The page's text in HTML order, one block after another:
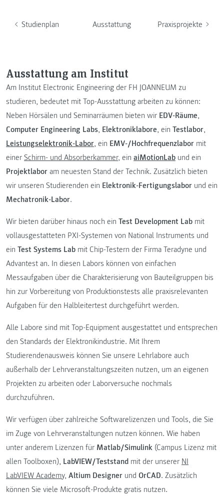
Studienplan Ausstattung Praxisprojekte
Ausstattung am Institut
Am Institut Electronic Engineering der FH JOANNEUM zu
studieren, bedeutet mit Top-Ausstattung arbeiten zu können:
Neben Hörsälen und Seminarräumen bieten wir EDV-Räume,
Computer Engineering Labs, Elektroniklabore, ein Testlabor,
Leistungselektronik-Labor, ein EMV-/Hochfrequenzlabor mit
einer Schirm- und Absorberkammer, ein aiMotionLab und ein
Projektlabor am neuesten Stand der Technik. Zusätzlich bieten
wir unseren Studierenden ein Elektronik-Fertigungslabor und ein
Mechatronik-Labor.
Wir bieten darüber hinaus noch ein Test Development Lab mit
vollausgestatteten PXI-Systemen von National Instruments und
ein Test Systems Lab mit Chip-Testern der Firma Teradyne und
Advantest an. In diesen Labors können von einfachen
Messaufgaben über die Charakterisierung von Bauteilgruppen bis
hin zur Vorbereitung von Produktionstests alle praxisrelevanten
Aufgaben für den Halbleitertest durchgeführt werden.
Alle Labore sind mit Top-Equipment ausgestattet und entsprechen
den Standards der Elektronikindustrie. Mit Ihrem
Studierendenausweis können Sie unsere Lehrlabore auch
außerhalb der Lehrveranstaltungszeiten nutzen, um an eigenen
Projekten zu arbeiten oder Laborversuche nochmals
durchzuführen.
Wir verfügen über zahlreiche Softwarelizenzen und Tools, die Sie
im Zuge von Lehrveranstaltungen nutzen können. Wie haben
unter anderem Lizenzen für Matlab/Simulink (Campus Lizenz mit
allen Toolboxen), LabVIEW/Teststand mit der unserer NI
LabVIEW Academy, Altium Designer und OrCAD. Zusätzlich
können Sie viele Microsoft-Produkte gratis nutzen.